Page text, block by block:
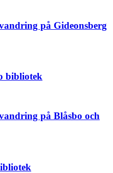
på Gideonsberg
bibliotek
på Blåsbo och